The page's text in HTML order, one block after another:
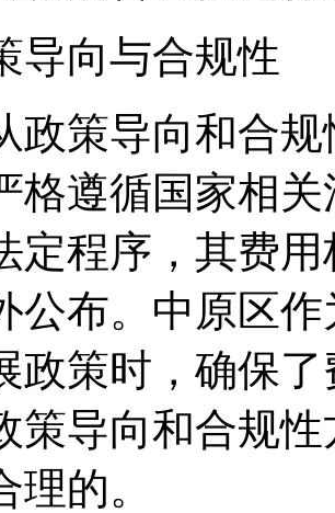
导向与合规性
政策导向和合
格遵循国家相
定程序，其费
公布。中原区
政策时，确保
策导向和合规
的。